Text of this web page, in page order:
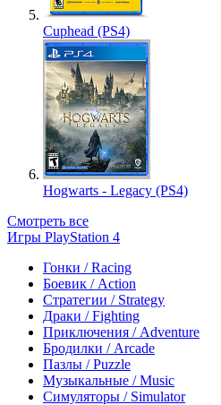
Cuphead (PS4)
Hogwarts - Legacy (PS4)
Смотреть все
Игры PlayStation 4
Гонки / Racing
Боевик / Action
Стратегии / Strategy
Драки / Fighting
Приключения / Adventure
Бродилки / Arcade
Пазлы / Puzzle
Музыкальные / Music
Симуляторы / Simulator